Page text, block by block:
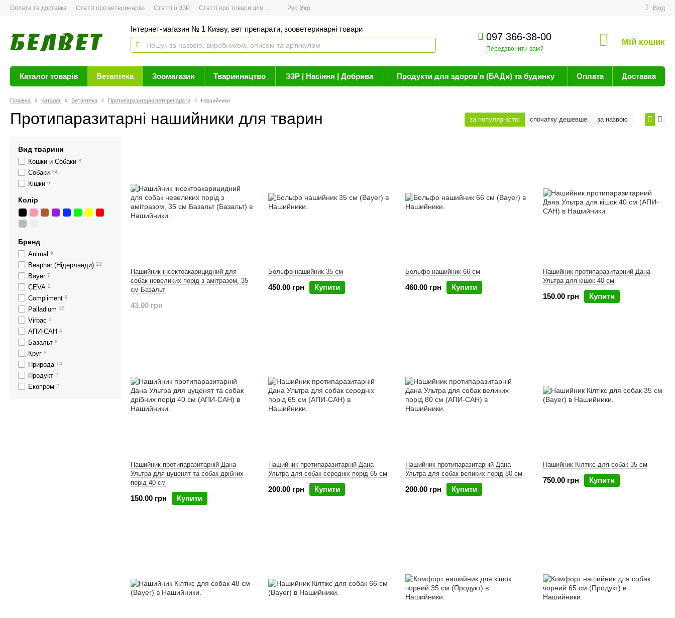
Оплата та доставка Статті про ветеринарію Статті о ЗЗР Статті про товари для здоров'я Новини Вхід
Рус Укр
Інтернет-магазин № 1 Киэву, вет препарати, зооветеринарні товари
097 366-38-00
Передзвонити вам?
0 Мій кошик
Каталог товарів Ветаптека Зоомагазин Тваринництво ЗЗР | Насіння | Добрива Продукти для здоров'я (БАДи) та будинку Оплата Доставка
Головна Каталог Ветаптека Протипаразитарні ветпрепарати Нашийники
Протипаразитарні нашийники для тварин за популярністю спочатку дешевше за назвою
Нашийник інсектоакарицидний для
собак невеликих порід з амітразом, 35
см Базальт
43.00 грн
Больфо нашийник 35 см
450.00 грн Купити
Больфо нашийник 66 см
460.00 грн Купити
Нашийник протипаразитарний Дана
Ультра для кішок 40 см
150.00 грн Купити
Нашийник протипаразитарній Дана
Ультра для цуценят та собак дрібних
порід 40 см
150.00 грн Купити
Нашийник протипаразитарній Дана
Ультра для собак середніх порід 65 см
200.00 грн Купити
Нашийник протипаразитарній Дана
Ультра для собак великих порід 80 см
200.00 грн Купити
Нашийник Кілтікс для собак 35 см
750.00 грн Купити
Вид тварини
Кошки и Собаки 3
Собаки 34
Кішки 6
Колір
Бренд
Animal 9
Beaphar (Нідерланди) 22
Bayer 7
CEVA 2
Compliment 8
Palladium 15
Virbac 1
АПИ-САН 4
Базальт 8
Круг 3
Природа 14
Продукт 2
Екопром 2